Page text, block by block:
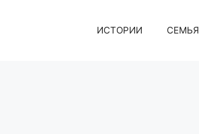
ИСТОРИИ СЕМЬЯ